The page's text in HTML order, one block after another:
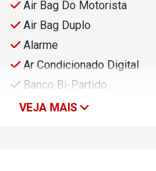
Air Bag Do Motorista
Air Bag Duplo
Alarme
Ar Condicionado Digital
Banco Bi-Partido
VEJA MAIS